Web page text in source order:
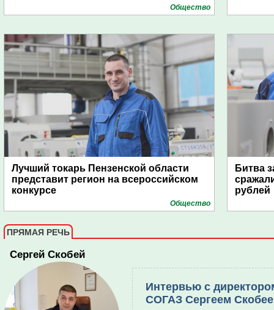
Общество
Лучший токарь Пензенской области
представит регион на всероссийском
конкурсе
Общество
Битва
рублей
ПРЯМАЯ РЕЧЬ
Сергей Скобей
Интервью с
СОГАЗ Сергеем